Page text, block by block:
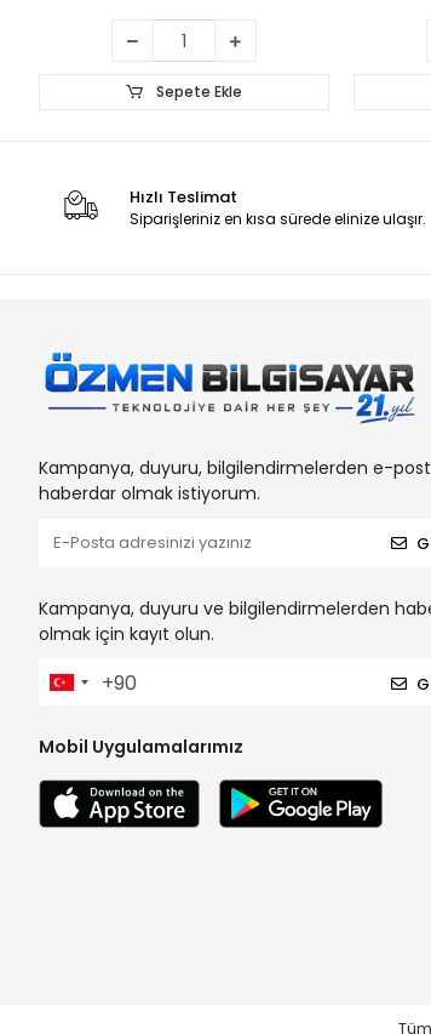
Sepete Ekle
Hızlı Teslimat
Siparişleriniz en kısa sürede elinize ulaşır.
Kampanya, duyuru, bilgilendirmelerden e-
haberdar olmak istiyorum.
Kampanya, duyuru ve bilgilendirmelerden
olmak için kayıt olun.
Mobil Uygulamalarımız